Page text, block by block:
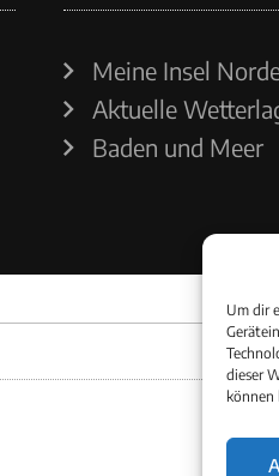
Um dir
dieser
können
Meine Insel
Aktuelle
Baden und Meer